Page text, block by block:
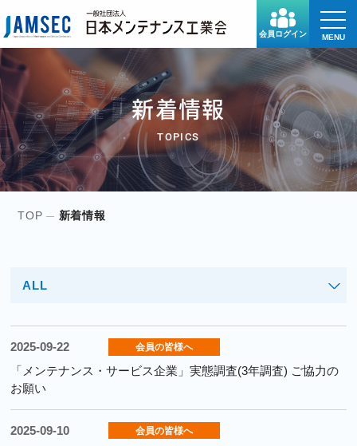
会員ログイン
toggle
MENU
新着情報
TOPICS
TOP 新着情報
ALL
2025-09-22 会員の皆様へ
「メンテナンス・サービス企業」実態調査(3年調査) ご協力の
お願い
2025-09-10 会員の皆様へ